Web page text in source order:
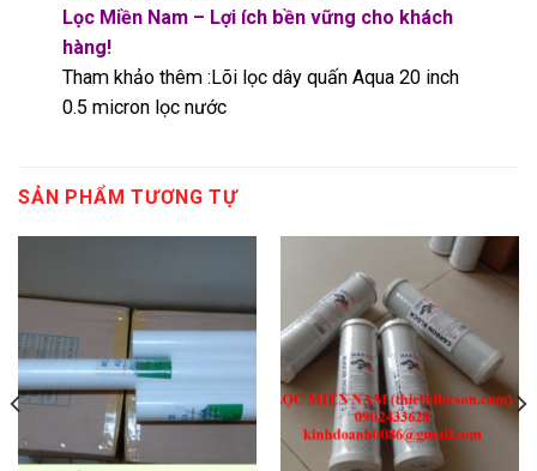
Lọc Miền Nam – Lợi ích bền vững cho khách
hàng!
Tham khảo thêm :Lõi lọc dây quấn Aqua 20 inch
0.5 micron lọc nước
SẢN PHẨM TƯƠNG TỰ